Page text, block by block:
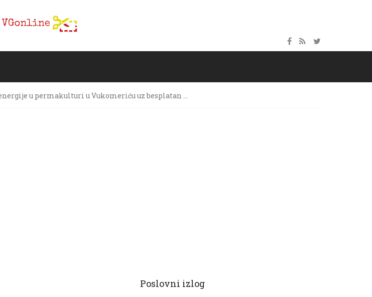
u permakulturi u Vukomeriću uz besplatan …
Poslovni izlog